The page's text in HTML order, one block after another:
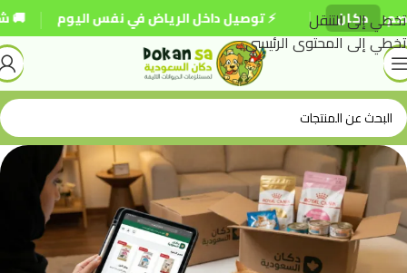
تخطي إلى التنقل
تخطي إلى المحتوى الرئيسي
⚡ توصيل داخل الرياض في نفس اليوم | 🚚 شحن دكان |